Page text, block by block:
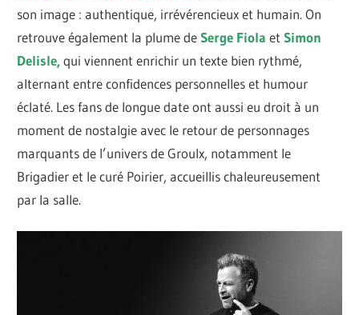
son image : authentique, irrévérencieux et humain. On
retrouve également la plume deSerge Fiola etSimon
Delisle,qui viennent enrichir un texte bien rythmé,
alternant entre confidences personnelles et humour
éclaté. Les fans de longue date ont aussi eu droit à un
moment de nostalgie avec le retour de personnages
marquants de l’univers de Groulx, notamment le
Brigadier et le curé Poirier, accueillis chaleureusement
par la salle.